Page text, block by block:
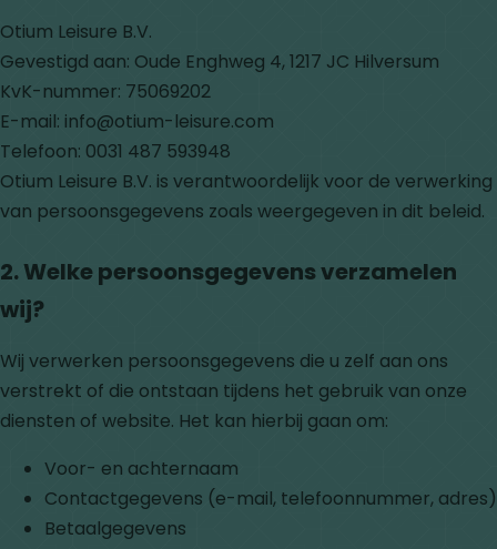
Otium Leisure B.V.
Gevestigd aan: Oude Enghweg 4, 1217 JC Hilversum
KvK-nummer: 75069202
E-mail: info@otium-leisure.com
Telefoon: 0031 487 593948
Otium Leisure B.V. is verantwoordelijk voor de verwerking
van persoonsgegevens zoals weergegeven in dit beleid.
2. Welke persoonsgegevens verzamelen
wij?
Wij verwerken persoonsgegevens die u zelf aan ons
verstrekt of die ontstaan tijdens het gebruik van onze
diensten of website. Het kan hierbij gaan om:
Voor- en achternaam
Contactgegevens (e-mail, telefoonnummer, adres)
Betaalgegevens